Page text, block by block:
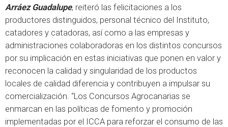
Arráez Guadalupe, reiteró las felicitaciones a los
productores distinguidos, personal técnico del Instituto,
catadores y catadoras, así como a las empresas y
administraciones colaboradoras en los distintos concursos
por su implicación en estas iniciativas que ponen en valor y
reconocen la calidad y singularidad de los productos
locales de calidad diferencia y contribuyen a impulsar su
comercialización. “Los Concursos Agrocanarias se
enmarcan en las políticas de fomento y promoción
implementadas por el ICCA para reforzar el consumo de las